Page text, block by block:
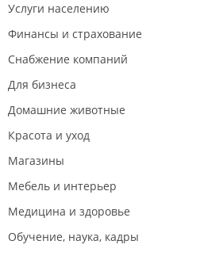
Услуги населению
Финансы и страхование
Снабжение компаний
Для бизнеса
Домашние животные
Красота и уход
Магазины
Мебель и интерьер
Медицина и здоровье
Обучение, наука, кадры